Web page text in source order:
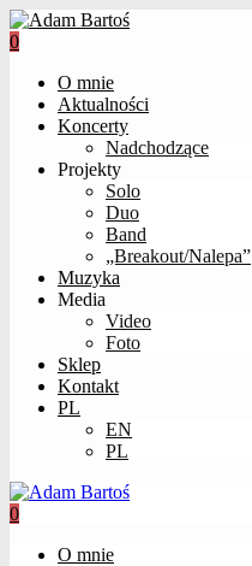
0
O mnie
Aktualności
Koncerty
Nadchodzące
Projekty
Solo
Duo
Band
„Breakout/Nalepa”
Muzyka
Media
Video
Foto
Sklep
Kontakt
PL
EN
PL
0
O mnie